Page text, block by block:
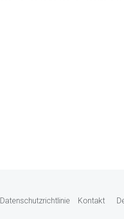
Datenschutzrichtlinie Kontakt